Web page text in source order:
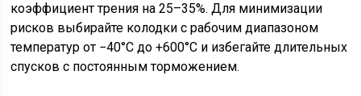
коэффициент трения на 25–35%. Для минимизации
рисков выбирайте колодки с рабочим диапазоном
температур от −40°C до +600°C и избегайте длительных
спусков с постоянным торможением.